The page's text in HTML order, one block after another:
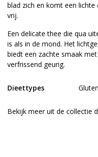
blad zich en komt een
vrij.
Een delicate thee die qua
is als in de mond. Het
biedt een zachte smaak
verfrissend geurig.
Dieettypes
Bekijk meer uit de collectie